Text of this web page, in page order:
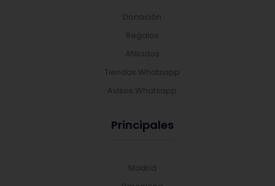
Donación
Regalos
Afiliados
Tiendas Whatsapp
Avisos Whatsapp
Principales
Madrid